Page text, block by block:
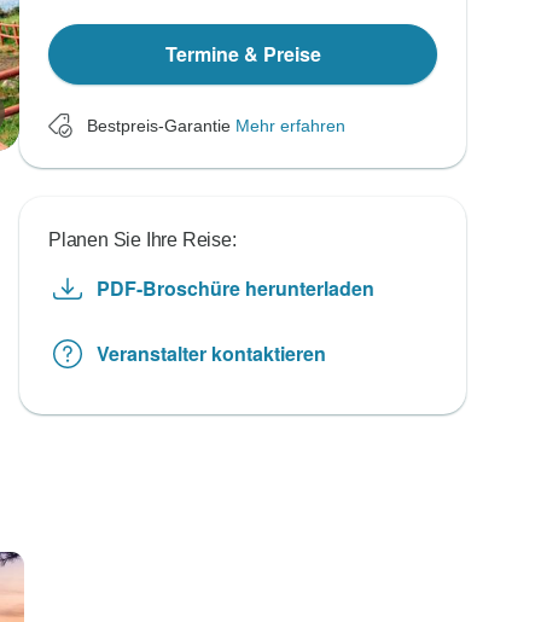
Termine & Preise
Bestpreis-Garantie Mehr erfahren
Planen Sie Ihre Reise:
PDF-Broschüre herunterladen
Veranstalter kontaktieren